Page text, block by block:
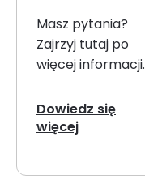
Masz pytania?
Zajrzyj tutaj po
więcej informacji.
Dowiedz się
więcej